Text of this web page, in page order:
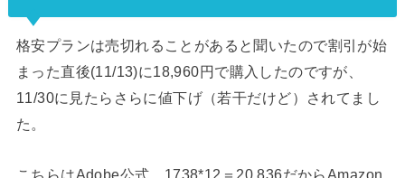
格安プランは売切れることがあると聞いたので割引が始
まった直後(11/13)に18,960円で購入したのですが、
11/30に見たらさらに値下げ（若干だけど）されてまし
た。
こちらはAdobe公式。1738*12＝20,836だからAmazon